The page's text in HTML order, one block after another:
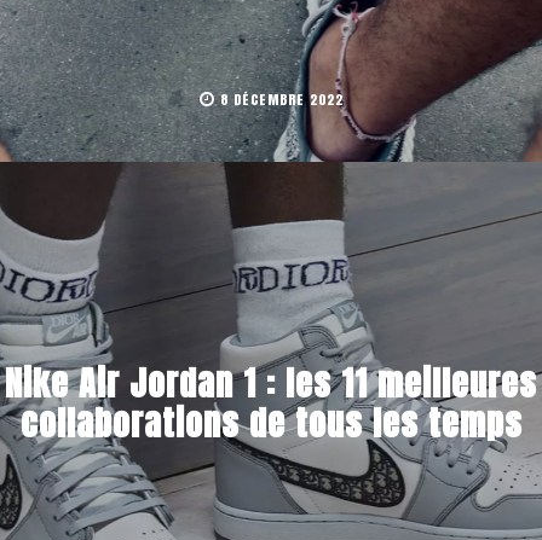
8 DÉCEMBRE 2022
Nike Air Jordan 1 : les 11 meilleures
collaborations de tous les temps